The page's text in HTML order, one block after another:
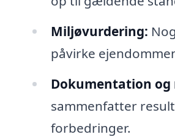
Miljøvurdering:
påvirke
Dokumentation
sammenfatter
forbedringer.